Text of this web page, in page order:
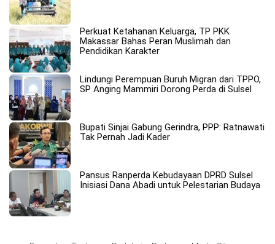
Perkuat Ketahanan Keluarga, TP PKK
Makassar Bahas Peran Muslimah dan
Pendidikan Karakter
Lindungi Perempuan Buruh Migran dari TPPO,
SP Anging Mammiri Dorong Perda di Sulsel
Bupati Sinjai Gabung Gerindra, PPP: Ratnawati
Tak Pernah Jadi Kader
Pansus Ranperda Kebudayaan DPRD Sulsel
Inisiasi Dana Abadi untuk Pelestarian Budaya